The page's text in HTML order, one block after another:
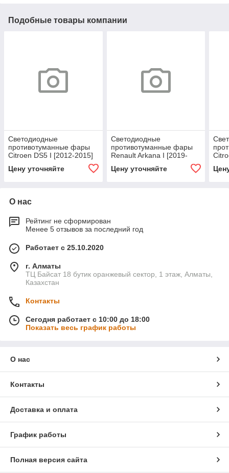
Подобные товары компании
Светодиодные
противотуманные фары
Citroen DS5 I [2012-2015]
Цену уточняйте
Светодиодные
противотуманные фары
Renault Arkana I [2019-
Цену уточняйте
О нас
Рейтинг не сформирован
Менее 5 отзывов за последний год
Работает с 25.10.2020
г. Алматы
ТЦ Байсат 18 бутик оранжевый сектор, 1 этаж, Алматы,
Казахстан
Контакты
Сегодня работает с 10:00 до 18:00
Показать весь график работы
О нас
Контакты
Доставка и оплата
График работы
Полная версия сайта